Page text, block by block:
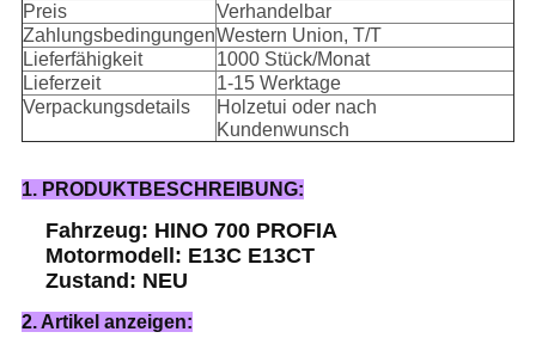
Preis
Verhandelbar
ZahlungsbedingungenWestern Union, T/T
Lieferfähigkeit
1000 Stück/Monat
Lieferzeit
1-15 Werktage
Verpackungsdetails
Holzetui oder nach
Kundenwunsch
1. PRODUKTBESCHREIBUNG:
Fahrzeug: HINO 700 PROFIA
Motormodell: E13C E13CT
Zustand: NEU
2. Artikel anzeigen: